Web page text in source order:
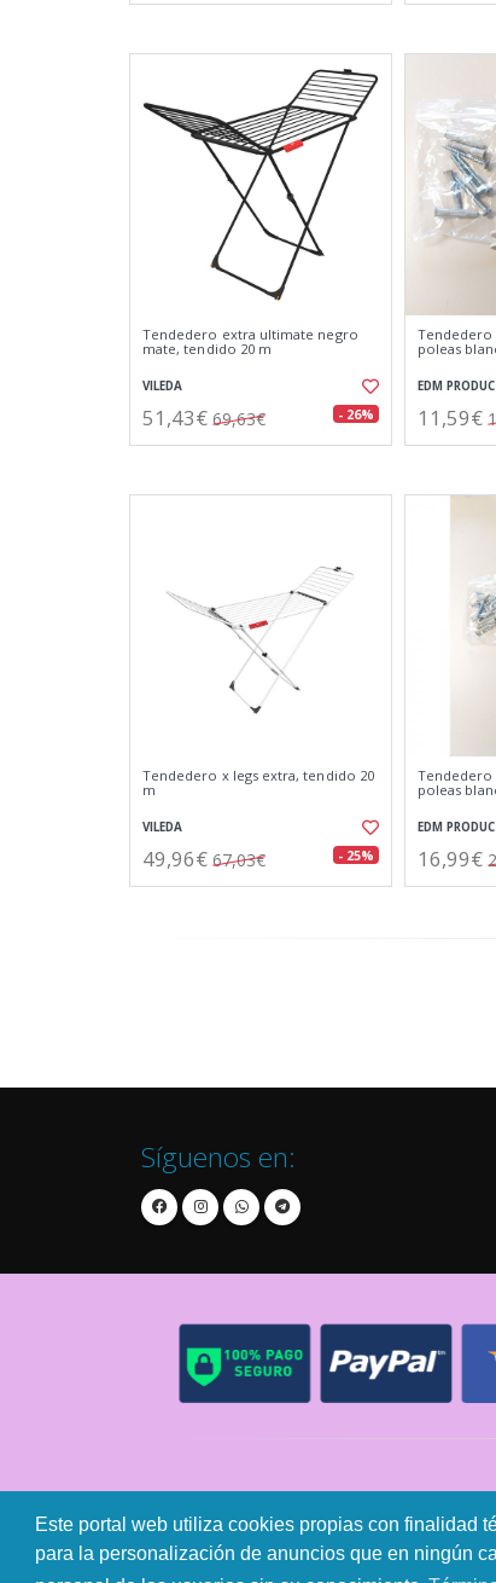
Este portal web utiliza cookies propias con finalidad
para la personalización de anuncios que en ningún
Tendedero extra ultimate negro
mate, tendido 20 m
VILEDA
51,43€ 69,63€ - 26%
Tendedero
poleas
EDM
11,59€
Tendedero x legs extra, tendido 20
m
VILEDA
49,96€ 67,03€ - 25%
Tendedero
poleas
EDM
16,99€
Síguenos en: